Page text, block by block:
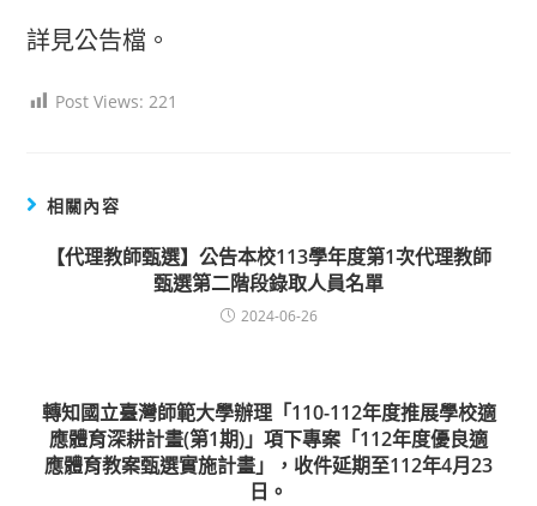
詳見公告檔。
Post Views: 221
相關內容
【代理教師甄選】公告本校113學年度第1次代理教師
甄選第二階段錄取人員名單
2024-06-26
轉知國立臺灣師範大學辦理「110-112年度推展學校適
應體育深耕計畫(第1期)」項下專案「112年度優良適
應體育教案甄選實施計畫」，收件延期至112年4月23
日。